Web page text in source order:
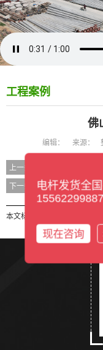
工程案例
佛
编辑： 来源：
上一条
下一条 佛山水泥电线杆
本文标签：
电杆发货全
15562299887
现在咨询